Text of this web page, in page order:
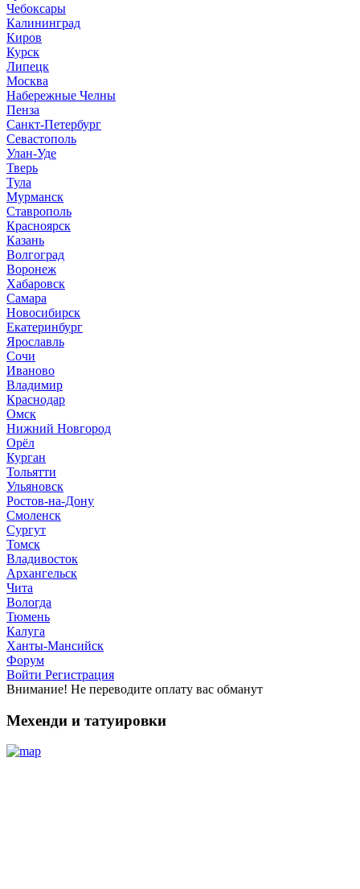
Чебоксары
Калининград
Киров
Курск
Липецк
Москва
Набережные Челны
Пенза
Санкт-Петербург
Севастополь
Улан-Уде
Тверь
Тула
Мурманск
Ставрополь
Красноярск
Казань
Волгоград
Воронеж
Хабаровск
Самара
Новосибирск
Екатеринбург
Ярославль
Сочи
Иваново
Владимир
Краснодар
Омск
Нижний Новгород
Орёл
Курган
Тольятти
Ульяновск
Ростов-на-Дону
Смоленск
Сургут
Томск
Владивосток
Архангельск
Чита
Вологда
Тюмень
Калуга
Ханты-Мансийск
Форум
Войти Регистрация
Внимание! Не переводите оплату вас обманут
Мехенди и татуировки